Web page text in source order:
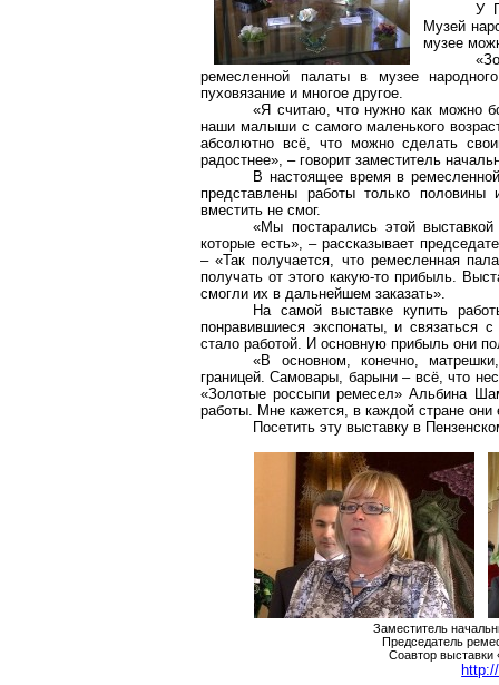
У
Музей
музее
ремесленной палаты в музее
пуховязание и многое другое.
«Я считаю, что нужно как можно
наши малыши с самого маленького
абсолютно всё, что можно сделать
радостнее», – говорит заместитель
В настоящее время в
представлены работы только
вместить не смог.
«Мы постарались этой
которые есть», – рассказывает
– «Так получается, что ремесленная
получать от этого какую-то прибыль.
смогли их в дальнейшем заказать».
На самой выставке купить
понравившиеся экспонаты, и связаться
стало работой. И основную прибыль они
«В основном, конечно,
границей. Самовары, барыни – всё, что
«Золотые россыпи ремесел» Альбина
работы. Мне кажется, в каждой стране они
Посетить эту выставку в
Заместитель
Председатель
Соавтор